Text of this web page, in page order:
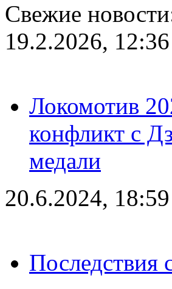
Свежие
19.2.2026, 12:36
Локомотив
конфликт с
медали
20.6.2024, 18:59
Последствия